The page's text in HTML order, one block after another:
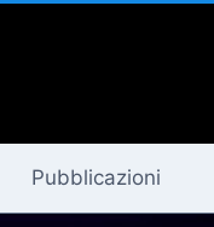
Pubblicazioni